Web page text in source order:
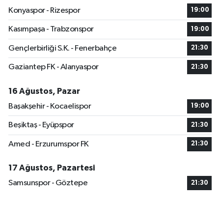
Konyaspor - Rizespor
19:00
Kasımpaşa - Trabzonspor 19:00
Gençlerbirliği S.K. - Fenerbahçe 21:30
Gaziantep FK - Alanyaspor 21:30
16 Ağustos, Pazar
Başakşehir - Kocaelispor
19:00
Beşiktaş - Eyüpspor 21:30
Amed - Erzurumspor FK 21:30
17 Ağustos, Pazartesi
Samsunspor - Göztepe
21:30